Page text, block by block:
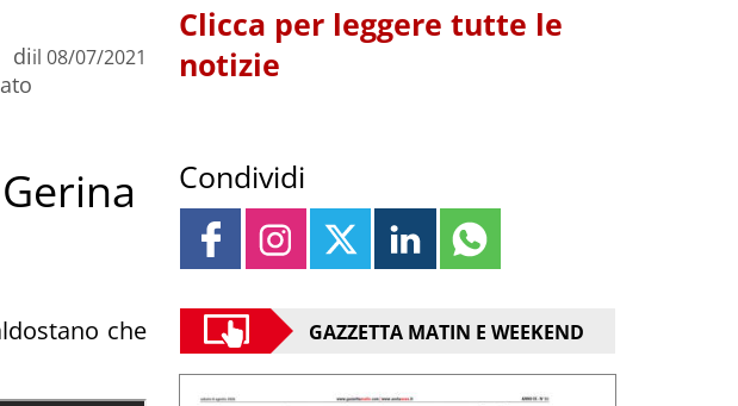
diil 08/07/2021
che
Clicca per leggere tutte le
notizie
Condividi
GAZZETTA MATIN E WEEKEND